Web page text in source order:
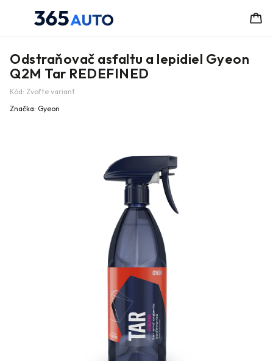
Odstraňovač asfaltu a lepidiel Gyeon
Q2M Tar REDEFINED
Kód: Zvoľte variant
Značka: Gyeon